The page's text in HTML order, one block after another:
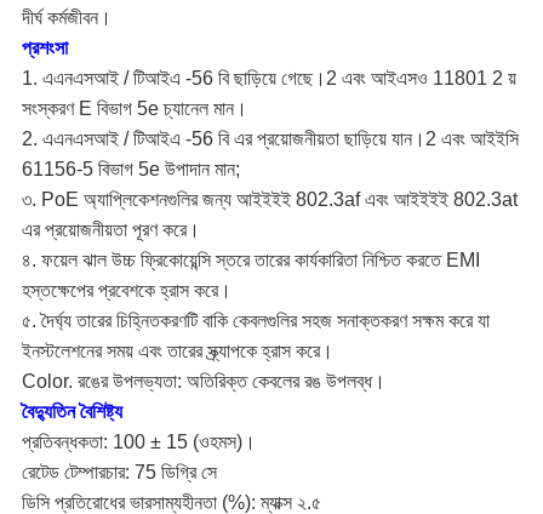
দীর্ঘ কর্মজীবন।
প্রশংসা
1. এএনএসআই / টিআইএ -56 বি ছাড়িয়ে গেছে।2 এবং আইএসও 11801 2 য়
সংস্করণ E বিভাগ 5e চ্যানেল মান।
2. এএনএসআই / টিআইএ -56 বি এর প্রয়োজনীয়তা ছাড়িয়ে যান।2 এবং আইইসি
61156-5 বিভাগ 5e উপাদান মান;
৩. PoE অ্যাপ্লিকেশনগুলির জন্য আইইইই 802.3af এবং আইইইই 802.3at
এর প্রয়োজনীয়তা পূরণ করে।
৪. ফয়েল ঝাল উচ্চ ফ্রিকোয়েন্সি স্তরে তারের কার্যকারিতা নিশ্চিত করতে EMI
হস্তক্ষেপের প্রবেশকে হ্রাস করে।
৫. দৈর্ঘ্য তারের চিহ্নিতকরণটি বাকি কেবলগুলির সহজ সনাক্তকরণ সক্ষম করে যা
ইনস্টলেশনের সময় এবং তারের স্ক্র্যাপকে হ্রাস করে।
Color. রঙের উপলভ্যতা: অতিরিক্ত কেবলের রঙ উপলব্ধ।
বৈদ্যুতিন বৈশিষ্ট্য
প্রতিবন্ধকতা: 100 ± 15 (ওহমস)।
রেটেড টেম্পারচার: 75 ডিগ্রি সে
ডিসি প্রতিরোধের ভারসাম্যহীনতা (%): ম্যাক্স ২.৫